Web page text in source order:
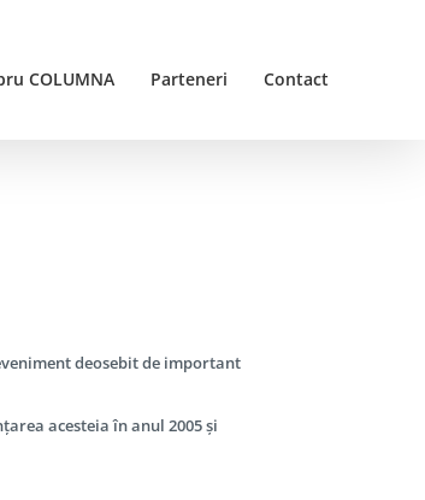
COLUMNA Parteneri Contact
deosebit de important
acesteia în anul 2005 și